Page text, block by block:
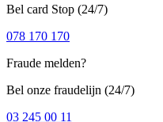
Bel card Stop (24/7)
078 170 170
Fraude melden?
Bel onze fraudelijn (24/7)
03 245 00 11